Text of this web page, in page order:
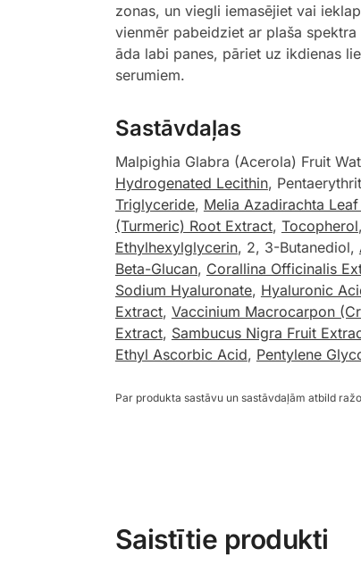
zonas, un viegli iemasējiet vai
vienmēr pabeidziet ar plaša
āda labi panes, pāriet uz ikdienas
serumiem.
Sastāvdaļas
Malpighia Glabra (Acerola) Fruit
Hydrogenated Lecithin,
Triglyceride, Melia Azadirachta
(Turmeric) Root Extract, Tocopherol,
Ethylhexylglycerin, 2, 3-Butanediol,
Beta-Glucan, Corallina Officinalis
Sodium Hyaluronate, Hyaluronic
Extract, Vaccinium Macrocarpon
Extract, Sambucus Nigra Fruit
Ethyl Ascorbic Acid, Pentylene
Par produkta sastāvu un sastāvdaļām atbild
Saistītie produkti